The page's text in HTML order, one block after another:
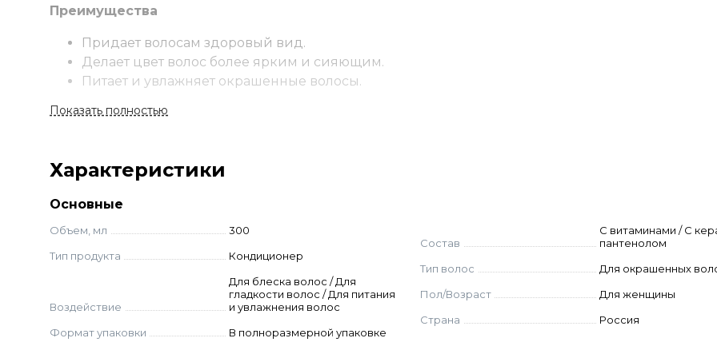
Преимущества
Придает волосам здоровый вид.
Делает цвет волос более ярким и сияющим.
Питает и увлажняет окрашенные волосы.
Нанесите кондиционер на чистые, влажные волосы, распределите по всей длине волос,
волосы пальцами и оставьте на 3-5 минут. Затем тщательно смойте теплой водой.
Увлажняющий комплекс
Комплекс цитрусовых экстрактов
Витамин РР
Показать полностью
Характеристики
Основные
Объем, мл
300
Тип продукта
Кондиционер
Воздействие
Для блеска волос / Для
гладкости волос / Для питания
и увлажнения волос
Формат упаковки
В полноразмерной упаковке
Состав
С витаминами / С
пантенолом
Тип волос
Для окрашенных
Пол/Возраст
Для женщины
Страна
Россия